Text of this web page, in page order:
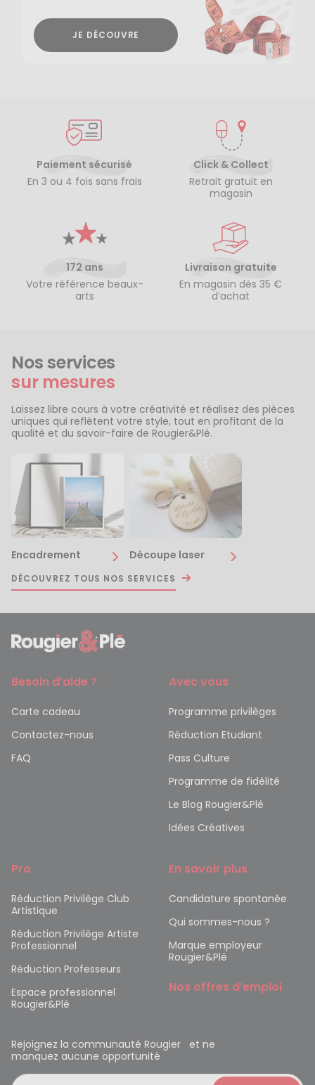
JE DÉCOUVRE
Paiement sécurisé
En 3 ou 4 fois sans frais
Click & Collect
Retrait gratuit en
magasin
172 ans
Votre référence beaux-
arts
Livraison gratuite
En magasin dès 35 €
d’achat
Nos services
sur mesures
Laissez libre cours à votre créativité et réalisez des pièces
uniques qui reflètent votre style, tout en profitant de la
qualité et du savoir-faire de Rougier&Plé.
Encadrement Découpe laser
DÉCOUVREZ TOUS NOS SERVICES
Besoin d’aide ?
Carte cadeau
Contactez-nous
FAQ
Avec vous
Programme privilèges
Réduction Etudiant
Pass Culture
Programme de fidélité
Le Blog Rougier&Plé
Idées Créatives
Pro
Réduction Privilège Club
Artistique
Réduction Privilège Artiste
Professionnel
Réduction Professeurs
Espace professionnel
Rougier&Plé
En savoir plus
Candidature spontanée
Qui sommes-nous ?
Marque employeur
Rougier&Plé
Nos offres d’emploi
Rejoignez la communauté Rougier et ne
manquez aucune opportunité